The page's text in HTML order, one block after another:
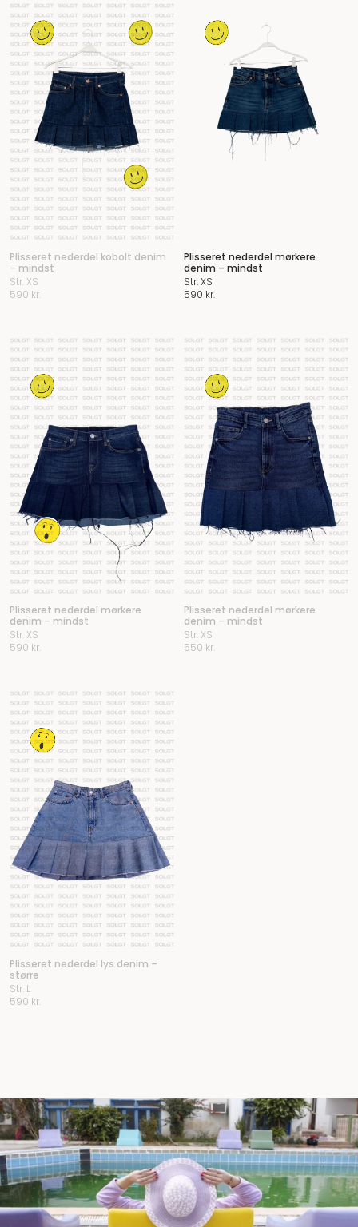
Plisseret nederdel kobolt denim
– mindst
Str. XS
590 kr.
Plisseret nederdel mørkere
denim – mindst
Str. XS
590 kr.
Plisseret nederdel mørkere
denim – mindst
Str. XS
590 kr.
Plisseret nederdel mørkere
denim – mindst
Str. XS
550 kr.
Plisseret nederdel lys denim –
større
Str. L
590 kr.